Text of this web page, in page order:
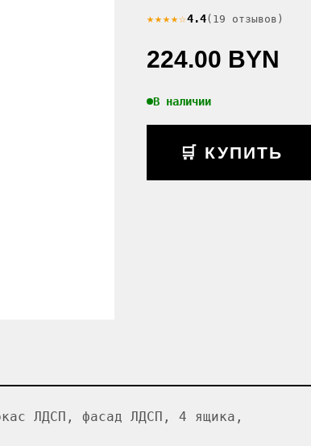
★★★★☆4.4(19 отзывов)
224.00 BYN
В наличии
🛒 КУПИТЬ
ЛДСП, фасад ЛДСП, 4 ящика,